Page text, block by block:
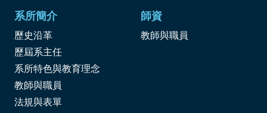
系所簡介
歷史沿革
歷屆系主任
系所特色與教育理念
教師與職員
法規與表單
師資
教師與職員